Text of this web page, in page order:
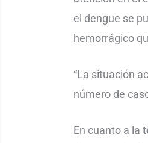
el dengue se
hemorrágico
“La situación
número de
En cuanto a la